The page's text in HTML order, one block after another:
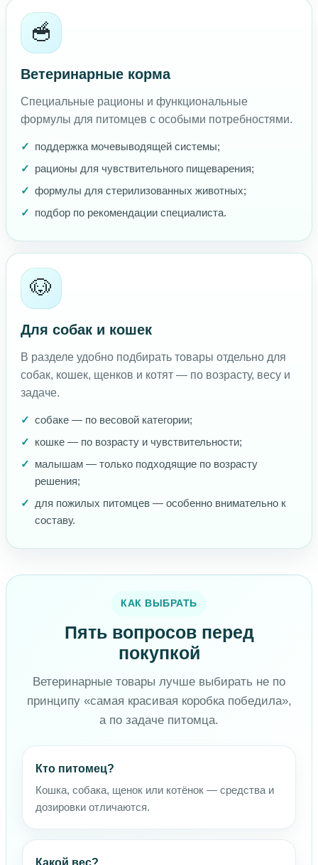
🥣
Ветеринарные корма
Специальные рационы и функциональные
формулы для питомцев с особыми потребностями.
поддержка мочевыводящей системы;
рационы для чувствительного пищеварения;
формулы для стерилизованных животных;
подбор по рекомендации специалиста.
🐶
Для собак и кошек
В разделе удобно подбирать товары отдельно для
собак, кошек, щенков и котят — по возрасту, весу и
задаче.
собаке — по весовой категории;
кошке — по возрасту и чувствительности;
малышам — только подходящие по возрасту
решения;
для пожилых питомцев — особенно внимательно к
составу.
КАК ВЫБРАТЬ
Пять вопросов перед
покупкой
Ветеринарные товары лучше выбирать не по
принципу «самая красивая коробка победила»,
а по задаче питомца.
Кто питомец?
Кошка, собака, щенок или котёнок — средства и
дозировки отличаются.
Какой вес?